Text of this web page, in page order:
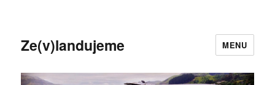
Ze(v)landujeme MENU